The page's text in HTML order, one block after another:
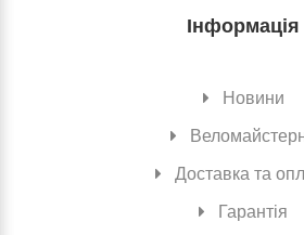
Інформація
Новини
Доставка та
Гарантія